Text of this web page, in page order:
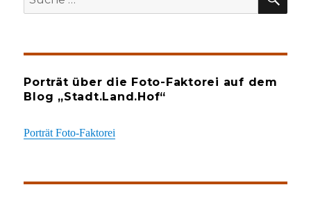
nach:
Porträt über die Foto-Faktorei auf dem
Blog „Stadt.Land.Hof“
Porträt Foto-Faktorei